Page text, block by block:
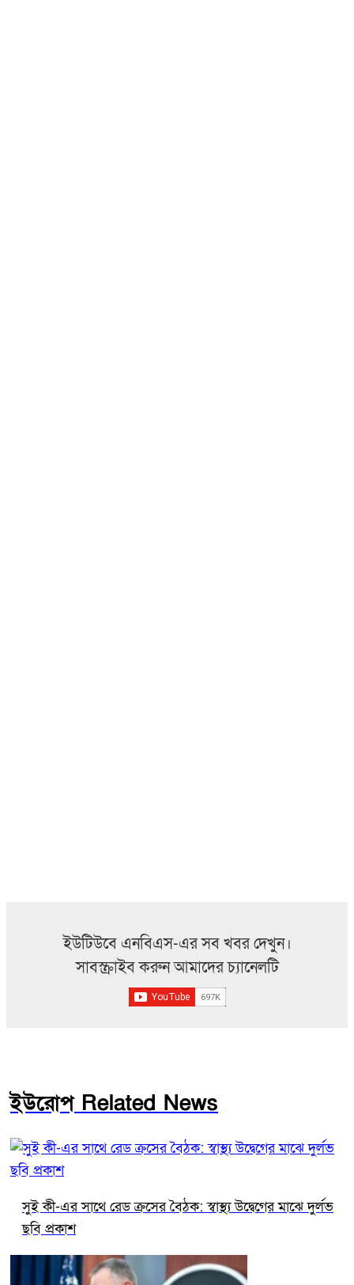
ইউটিউবে এনবিএস-এর সব খবর দেখুন।
সাবস্ক্রাইব করুন আমাদের চ্যানেলটি
ইউরোপ Related News
সুই কী-এর সাথে রেড ক্রসের বৈঠক: স্বাস্থ্য উদ্বেগের মাঝে দুর্লভ
ছবি প্রকাশ